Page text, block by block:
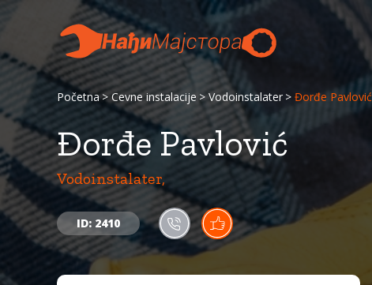
Početna Cevne instalacije Vodoinstalater Đorđe Pavlović
Đorđe Pavlović
Vodoinstalater,
ID: 2410